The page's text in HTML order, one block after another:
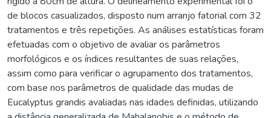
de blocos casualizados, disposto num arranjo fatorial com 32
tratamentos e três repetições. As análises estatísticas foram
efetuadas com o objetivo de avaliar os parâmetros
morfológicos e os índices resultantes de suas relações,
assim como para verificar o agrupamento dos tratamentos,
com base nos parâmetros de qualidade das mudas de
Eucalyptus grandis avaliadas nas idades definidas, utilizando